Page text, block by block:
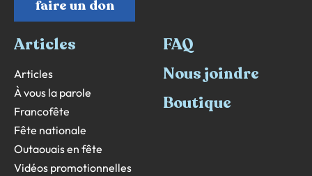
faire un don
Articles
Articles
À vous la parole
Francofête
Fête nationale
Outaouais en fête
Vidéos promotionnelles
FAQ
Nous joindre
Boutique